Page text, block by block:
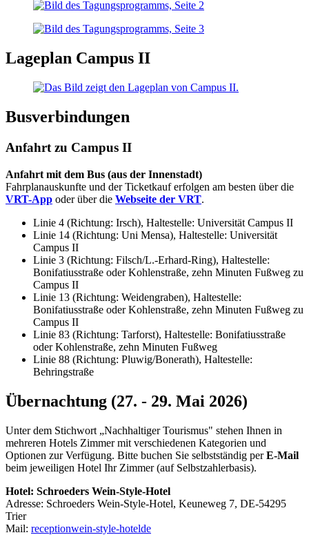
Lageplan Campus II
Busverbindungen
Anfahrt zu Campus II
Anfahrt mit dem Bus (aus der Innenstadt)
Fahrplanauskunfte und der Ticketkauf erfolgen am besten über die
VRT-App oder über die Webseite der VRT.
Linie 4 (Richtung: Irsch), Haltestelle: Universität Campus II
Linie 14 (Richtung: Uni Mensa), Haltestelle: Universität
Campus II
Linie 3 (Richtung: Filsch/L.-Erhard-Ring), Haltestelle:
Bonifatiusstraße oder Kohlenstraße, zehn Minuten Fußweg zu
Campus II
Linie 13 (Richtung: Weidengraben), Haltestelle:
Bonifatiusstraße oder Kohlenstraße, zehn Minuten Fußweg zu
Campus II
Linie 83 (Richtung: Tarforst), Haltestelle: Bonifatiusstraße
oder Kohlenstraße, zehn Minuten Fußweg
Linie 88 (Richtung: Pluwig/Bonerath), Haltestelle:
Behringstraße
Übernachtung (27. - 29. Mai 2026)
Unter dem Stichwort „Nachhaltiger Tourismus" stehen Ihnen in
mehreren Hotels Zimmer mit verschiedenen Kategorien und
Optionen zur Verfügung. Bitte buchen Sie selbstständig perE-Mail
beim jeweiligen Hotel Ihr Zimmer (auf Selbstzahlerbasis).
Hotel: Schroeders Wein-Style-Hotel
Adresse: Schroeders Wein-Style-Hotel, Keuneweg 7, DE-54295
Trier
Mail: receptionwein-style-hotelde